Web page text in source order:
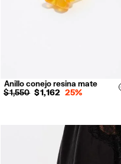
Anillo conejo resina mate
$ 1,550 $ 1,162 25%